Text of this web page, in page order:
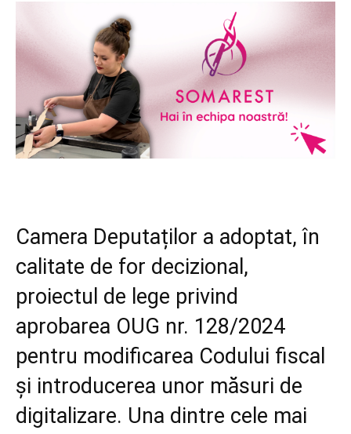
Camera Deputaților a adoptat, în
calitate de for decizional,
proiectul de lege privind
aprobarea OUG nr. 128/2024
pentru modificarea Codului fiscal
și introducerea unor măsuri de
digitalizare. Una dintre cele mai